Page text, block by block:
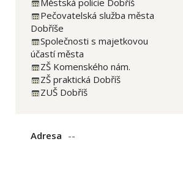
Městská policie Dobříš
Pečovatelská služba města
Dobříše
Společnosti s majetkovou
účastí města
ZŠ Komenského nám.
ZŠ praktická Dobříš
ZUŠ Dobříš
Adresa --